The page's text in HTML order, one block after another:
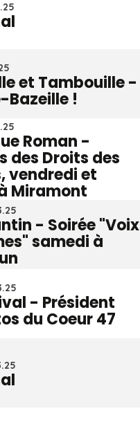
et Tambouille -
Bazeille !
Roman -
des Droits des
vendredi et
Miramont
- Soirée "Voix
samedi à
- Président
du Coeur 47